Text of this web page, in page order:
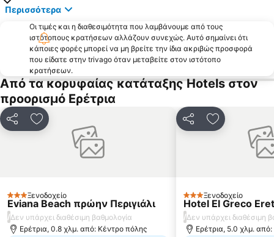
Παραλία Νέας Αρτάκης
Παραλία της Ερέτριας
Μέγαρο Μουσικής Αθηνών
Άγιοι Ανάργυροι
Πεδίον του Άρεως
Πλατεία Αγίας Παρασκευής
Μελίσσια
Κάλαμος
Λιμνιώνα Μεσοχωρίου
Αττικό Άλσος Γαλατσίου
Πλατεία Μητροπόλεως
Αγία Παρασκευή
Περισσότερα
Οι τιμές και η διαθεσιμότητα που λαμβάνουμε από τους
ιστότοπους κρατήσεων αλλάζουν συνεχώς. Αυτό σημαίνει ότι
κάποιες φορές μπορεί να μη βρείτε την ίδια ακριβώς προσφορά
που είδατε στην trivago όταν μεταβείτε στον ιστότοπο
κρατήσεων.
Από τα κορυφαίας κατάταξης Hotels στον
προορισμό Ερέτρια
ΚοινοποίησηΠροσθήκη στα αγαπημένα
3 ΑστέριαΞενοδοχείο
Eviana Beach πρώην Περιγιάλι
/Δεν υπάρχει διαθέσιμη βαθμολογία
Ερέτρια, 0.8 χλμ. από: Κέντρο πόλης
ΚοινοποίησηΠροσθήκη
3 ΑστέριαΞενοδοχείο
Hotel El Greco
/Δεν υπάρχει διαθέσιμη
Ερέτρια, 5.0 χλμ.